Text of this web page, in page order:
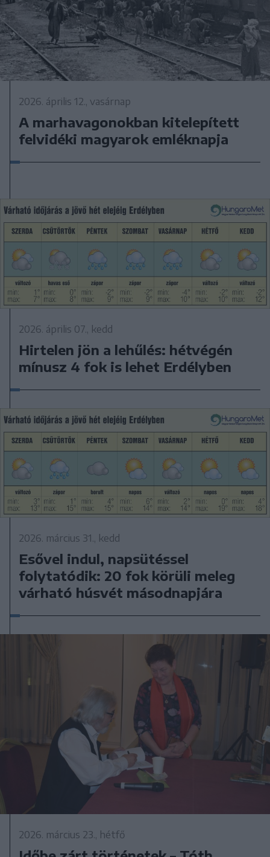
2026. április 12., vasárnap
A marhavagonokban kitelepített
felvidéki magyarok emléknapja
2026. április 07., kedd
Hirtelen jön a lehűlés: hétvégén
mínusz 4 fok is lehet Erdélyben
2026. március 31., kedd
Esővel indul, napsütéssel
folytatódik: 20 fok körüli meleg
várható húsvét másodnapjára
2026. március 23., hétfő